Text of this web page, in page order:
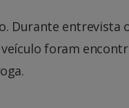
Durante entrevista
foram